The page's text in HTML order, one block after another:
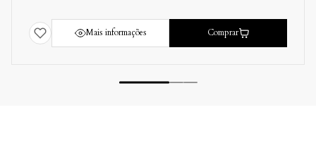
Mais informações Comprar